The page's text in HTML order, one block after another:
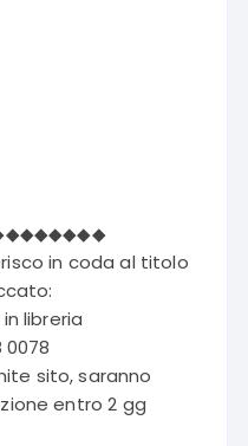
in coda al titolo
libreria
sito, saranno
entro 2 gg